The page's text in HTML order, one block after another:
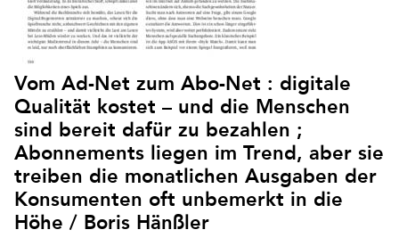
Vom Ad-Net zum Abo-Net : digitale
Qualität kostet – und die Menschen
sind bereit dafür zu bezahlen ;
Abonnements liegen im Trend, aber sie
treiben die monatlichen Ausgaben der
Konsumenten oft unbemerkt in die
Höhe / Boris Hänßler